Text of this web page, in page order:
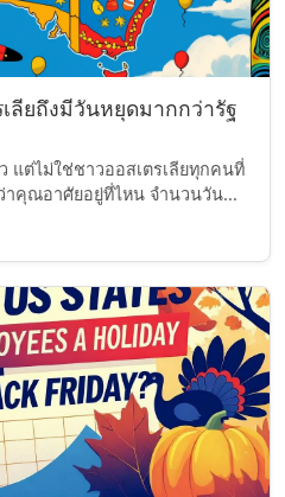
ลียถึงมีวันหยุดมากกว่ารัฐ
แต่ไม่ใช่ชาวออสเตรเลียทุกคนที่
คุณอาศัยอยู่ที่ไหน จำนวนวัน...